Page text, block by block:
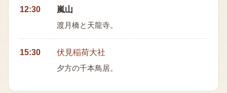
12:30 嵐山
渡月橋と天龍寺。
15:30 伏見稲荷大社
夕方の千本鳥居。